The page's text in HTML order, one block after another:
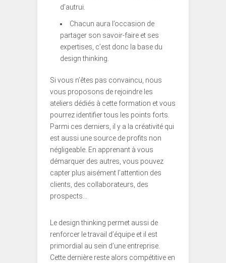
d’autrui.
Chacun aura l’occasion de
partager son savoir-faire et ses
expertises, c’est donc la base du
design thinking.
Si vous n’êtes pas convaincu, nous
vous proposons de rejoindre les
ateliers dédiés à cette formation et vous
pourrez identifier tous les points forts.
Parmi ces derniers, il y a la créativité qui
est aussi une source de profits non
négligeable. En apprenant à vous
démarquer des autres, vous pouvez
capter plus aisément l’attention des
clients, des collaborateurs, des
prospects…
Le design thinking permet aussi de
renforcer le travail d’équipe et il est
primordial au sein d’une entreprise.
Cette dernière reste alors compétitive en